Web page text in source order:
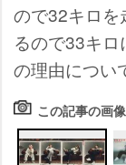
ので32キロを
るので33キ
の理由につい
この記事の画像